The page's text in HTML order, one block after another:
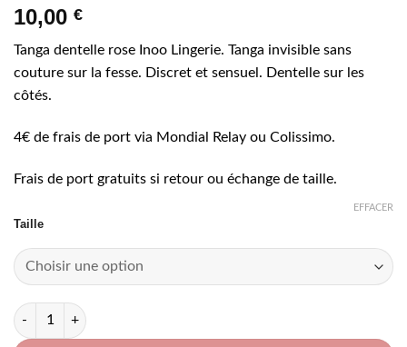
10,00 €
Tanga dentelle rose Inoo Lingerie. Tanga invisible sans
couture sur la fesse. Discret et sensuel. Dentelle sur les
côtés.
4€ de frais de port via Mondial Relay ou Colissimo.
Frais de port gratuits si retour ou échange de taille.
Taille
EFFACER
quantité de Tanga dentelle rose